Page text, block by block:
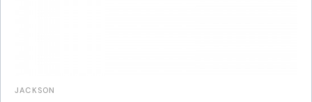
JACKSON